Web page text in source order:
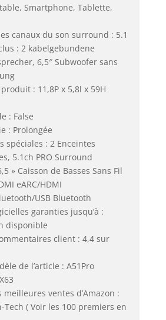
Smartphone, Tablette,
canaux du son surround : 5.1
: 2 kabelgebundene
6,5″ Subwoofer sans
: 11,8P x 5,8l x 59H
: False
: Prolongée
spéciales : 2 Enceintes
5.1ch PRO Surround
» Caisson de Basses Sans Fil
eARC/HDMI
USB Bluetooth
garanties jusqu’à :
disponible
client : 4,4 sur
de l’article : A51Pro
meilleures ventes d’Amazon :
Tech ( Voir les 100 premiers en